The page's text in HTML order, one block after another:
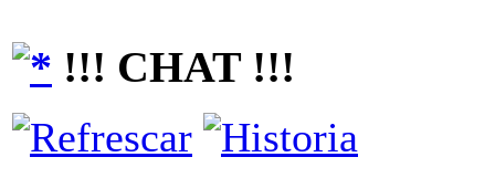
!!! CHAT !!!